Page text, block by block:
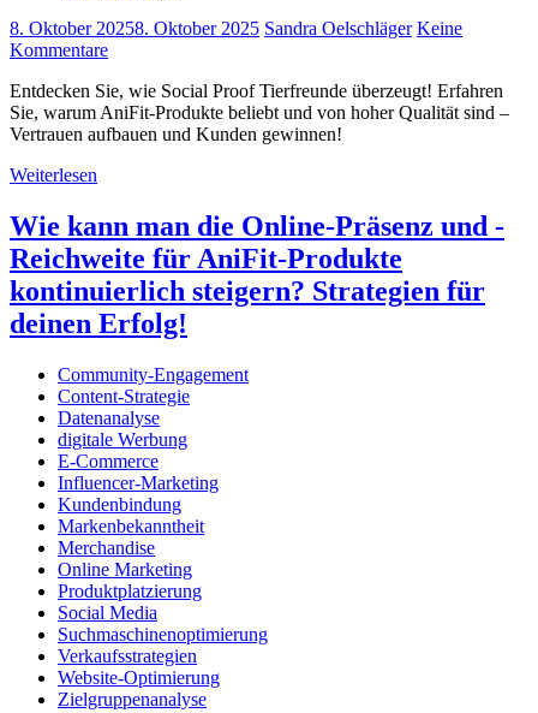
8. Oktober 20258. Oktober 2025 Sandra Oelschläger Keine
Kommentare
Entdecken Sie, wie Social Proof Tierfreunde überzeugt! Erfahren
Sie, warum AniFit-Produkte beliebt und von hoher Qualität sind –
Vertrauen aufbauen und Kunden gewinnen!
Weiterlesen
Wie kann man die Online-Präsenz und -
Reichweite für AniFit-Produkte
kontinuierlich steigern? Strategien für
deinen Erfolg!
Community-Engagement
Content-Strategie
Datenanalyse
digitale Werbung
E-Commerce
Influencer-Marketing
Kundenbindung
Markenbekanntheit
Merchandise
Online Marketing
Produktplatzierung
Social Media
Suchmaschinenoptimierung
Verkaufsstrategien
Website-Optimierung
Zielgruppenanalyse